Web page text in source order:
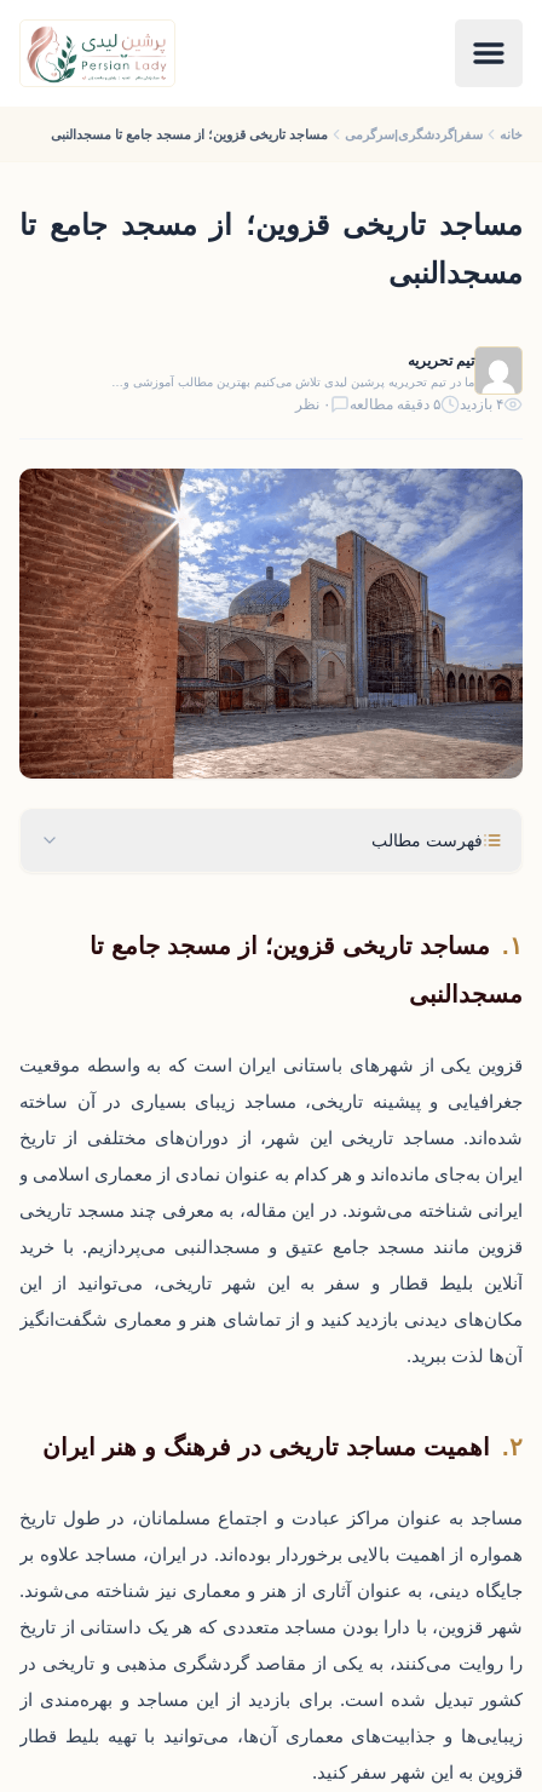
خانه سفر|گردشگری|سرگرمی مساجد تاریخی قزوین؛ از مسجد جامع تا مسجدالنبی
مساجد تاریخی قزوین؛ از مسجد جامع تا
مسجدالنبی
تیم تحریریه
ما در تیم تحریریه پرشین لیدی تلاش می‌کنیم بهترین مطالب آموزشی و…
۴ بازدید ۵ دقیقه مطالعه ۰ نظر
فهرست مطالب
مساجد تاریخی قزوین؛ از مسجد جامع تا
مسجدالنبی
قزوین یکی از شهرهای باستانی ایران است که به واسطه موقعیت
جغرافیایی و پیشینه تاریخی، مساجد زیبای بسیاری در آن ساخته
شده‌اند. مساجد تاریخی این شهر، از دوران‌های مختلفی از تاریخ
ایران به‌جای مانده‌اند و هر کدام به عنوان نمادی از معماری اسلامی و
ایرانی شناخته می‌شوند. در این مقاله، به معرفی چند مسجد تاریخی
قزوین مانند مسجد جامع عتیق و مسجدالنبی می‌پردازیم. با خرید
آنلاین بلیط قطار و سفر به این شهر تاریخی، می‌توانید از این
مکان‌های دیدنی بازدید کنید و از تماشای هنر و معماری شگفت‌انگیز
آن‌ها لذت ببرید.
اهمیت مساجد تاریخی در فرهنگ و هنر ایران
مساجد به عنوان مراکز عبادت و اجتماع مسلمانان، در طول تاریخ
همواره از اهمیت بالایی برخوردار بوده‌اند. در ایران، مساجد علاوه بر
جایگاه دینی، به عنوان آثاری از هنر و معماری نیز شناخته می‌شوند.
شهر قزوین، با دارا بودن مساجد متعددی که هر یک داستانی از تاریخ
را روایت می‌کنند، به یکی از مقاصد گردشگری مذهبی و تاریخی در
کشور تبدیل شده است. برای بازدید از این مساجد و بهره‌مندی از
زیبایی‌ها و جذابیت‌های معماری آن‌ها، می‌توانید با تهیه بلیط قطار
قزوین به این شهر سفر کنید.